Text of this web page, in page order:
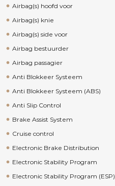
Airbag(s) hoofd voor
Airbag(s) knie
Airbag(s) side voor
Airbag bestuurder
Airbag passagier
Anti Blokkeer Systeem
Anti Blokkeer Systeem (ABS)
Anti Slip Control
Brake Assist System
Cruise control
Electronic Brake Distribution
Electronic Stability Program
Electronic Stability Program (ESP)